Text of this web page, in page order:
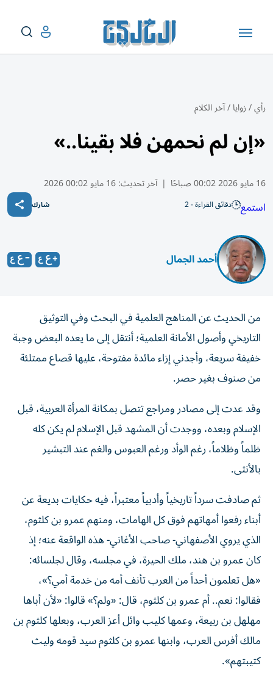
رأي/زوايا/آخر الكلام
«إن لم نحمهن فلا بقينا..»
16 مايو 2026 00:02 صباحًا | آخر تحديث:16 مايو 00:02 2026
استمع دقائق القراءة - 2 شارك
أحمد الجمال
من الحديث عن المناهج العلمية في البحث وفي التوثيق
التاريخي وأصول الأمانة العلمية؛ أنتقل إلى ما يعده البعض وجبة
خفيفة سريعة، وأجدني إزاء مائدة مفتوحة، عليها قصاع ممتلئة
من صنوف بغير حصر.
وقد عدت إلى مصادر ومراجع تتصل بمكانة المرأة العربية، قبل
الإسلام وبعده، ووجدت أن المشهد قبل الإسلام لم يكن كله
ظلماً وظلاماً، رغم الوأد ورغم العبوس والغم عند التبشير
بالأنثى.
ثم صادفت سرداً تاريخياً وأدبياً معتبراً، فيه حكايات بديعة عن
أبناء رفعوا أمهاتهم فوق كل الهامات، ومنهم عمرو بن كلثوم،
الذي يروي الأصفهاني- صاحب الأغاني- هذه الواقعة عنه؛ إذ
كان عمرو بن هند، ملك الحيرة، في مجلسه، وقال لجلسائه:
«هل تعلمون أحداً من العرب تأنف أمه من خدمة أمي؟»،
فقالوا: نعم.. أم عمرو بن كلثوم، قال: «ولم؟» قالوا: «لأن أباها
مهلهل بن ربيعة، وعمها كليب وائل أعز العرب، وبعلها كلثوم بن
مالك أفرس العرب، وابنها عمرو بن كلثوم سيد قومه وليث
كتيبتهم».